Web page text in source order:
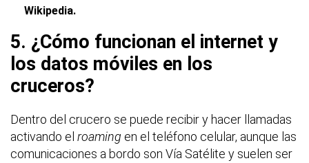
Wikipedia.
5. ¿Cómo funcionan el internet y
los datos móviles en los
cruceros?
Dentro del crucero se puede recibir y hacer llamadas
activando el roaming en el teléfono celular, aunque las
comunicaciones a bordo son Vía Satélite y suelen ser